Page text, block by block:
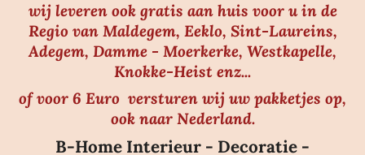
wij leveren ook gratis aan huis voor u in de
Regio van Maldegem, Eeklo, Sint-Laureins,
Adegem, Damme - Moerkerke, Westkapelle,
Knokke-Heist enz...
of voor 6 Euro versturen wij uw pakketjes op,
ook naar Nederland.
B-Home Interieur - Decoratie -